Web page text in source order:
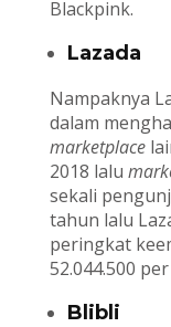
Blackpink.
Lazada
Nampaknya
dalam
marketplace
2018 lalu
sekali
tahun lalu
peringkat
52.044.500
Blibli